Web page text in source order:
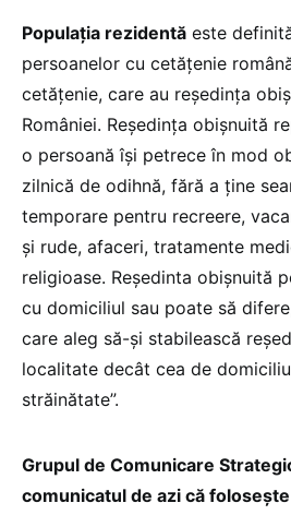
Populația rezidentă este
persoanelor cu cetățenie
cetățenie, care au reședința
României. Reședința obișnuită
o persoană își petrece în mod
zilnică de odihnă, fără a ține
temporare pentru recreere,
și rude, afaceri, tratamente
religioase. Reședinta obișnuită
cu domiciliul sau poate să
care aleg să-și stabilească
localitate decât cea de
străinătate”.
Grupul de Comunicare
comunicatul de azi că folosește